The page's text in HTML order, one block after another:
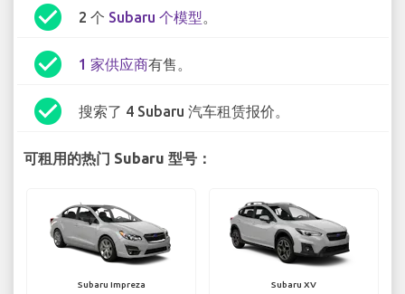
check_circle 2 个 Subaru 个模型。
check_circle 1 家供应商有售。
check_circle 搜索了 4 Subaru 汽车租赁报价。
可租用的热门 Subaru 型号：
Subaru Impreza Subaru XV